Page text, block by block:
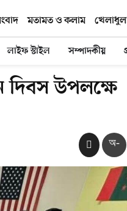
মতামত ও কলাম
লাইফ স্টাইল সম্পাদকীয়
দিবস উপলক্ষে
অ-